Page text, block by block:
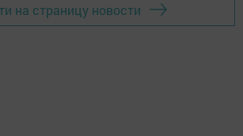
на страницу новости